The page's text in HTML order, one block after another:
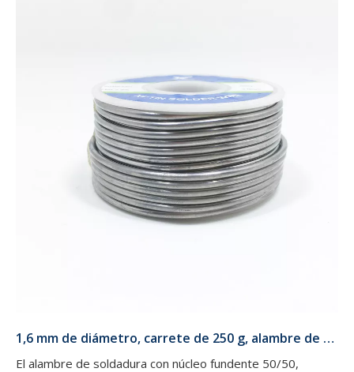
1,6 mm de diámetro, carrete de 250 g, alambre de soldadura con núcleo fundente 50/50 de estaño y plomo para cobre
El alambre de soldadura con núcleo fundente 50/50,